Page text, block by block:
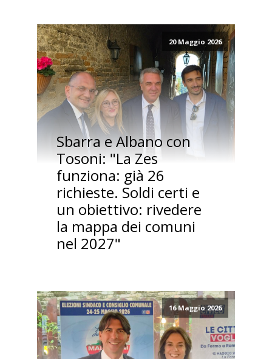
20 Maggio 2026
Sbarra e Albano con
Tosoni: "La Zes
funziona: già 26
richieste. Soldi certi e
un obiettivo: rivedere
la mappa dei comuni
nel 2027"
16 Maggio 2026